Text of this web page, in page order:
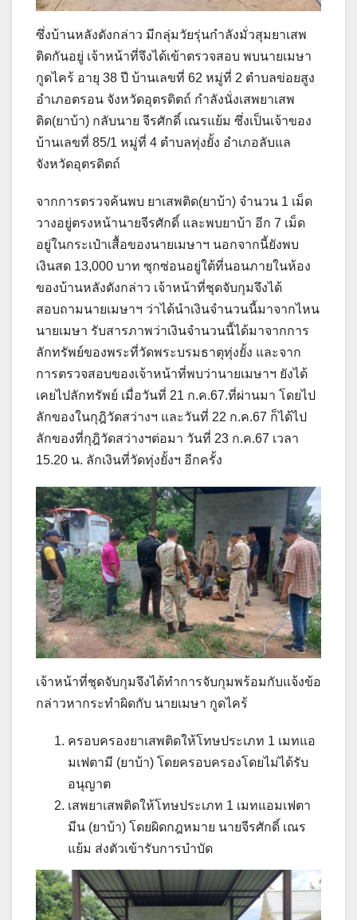
ซึ่งบ้านหลังดังกล่าว มีกลุ่มวัยรุ่นกำลังมั่วสุมยาเสพ
ติดกันอยู่ เจ้าหน้าที่จึงได้เข้าตรวจสอบ พบนายเมษา
กูดไคร้ อายุ 38 ปี บ้านเลขที่ 62 หมู่ที่ 2 ตำบลข่อยสูง
อำเภอตรอน จังหวัดอุตรดิตถ์ กำลังนั่งเสพยาเสพ
ติด(ยาบ้า) กลับนาย จีรศักดิ์ เณรแย้ม ซึ่งเป็นเจ้าของ
บ้านเลขที่ 85/1 หมู่ที่ 4 ตำบลทุ่งยั้ง อำเภอลับแล
จังหวัดอุตรดิตถ์
จากการตรวจค้นพบ ยาเสพติด(ยาบ้า) จำนวน 1 เม็ด
วางอยู่ตรงหน้านายจีรศักดิ์ และพบยาบ้า อีก 7 เม็ด
อยู่ในกระเป๋าเสื้อของนายเมษาฯ นอกจากนี้ยังพบ
เงินสด 13,000 บาท ซุกซ่อนอยู่ใต้ที่นอนภายในห้อง
ของบ้านหลังดังกล่าว เจ้าหน้าที่ชุดจับกุมจึงได้
สอบถามนายเมษาฯ ว่าได้นำเงินจำนวนนี้มาจากไหน
นายเมษา รับสารภาพว่าเงินจำนวนนี้ได้มาจากการ
ลักทรัพย์ของพระที่วัดพระบรมธาตุทุ่งยั้ง และจาก
การตรวจสอบของเจ้าหน้าที่พบว่านายเมษาฯ ยังได้
เคยไปลักทรัพย์ เมื่อวันที่ 21 ก.ค.67.ที่ผ่านมา โดยไป
ลักของในกุฎิวัดสว่างฯ และวันที่ 22 ก.ค.67 ก็ได้ไป
ลักของที่กุฎิวัดสว่างฯต่อมา วันที่ 23 ก.ค.67 เวลา
15.20 น. ลักเงินที่วัดทุ่งยั้งฯ อีกครั้ง
เจ้าหน้าที่ชุดจับกุมจึงได้ทำการจับกุมพร้อมกับแจ้งข้อ
กล่าวหากระทำผิดกับ นายเมษา กูดไคร้
ครอบครองยาเสพติดให้โทษประเภท 1 เมทแอ
มเฟตามี (ยาบ้า) โดยครอบครองโดยไม่ได้รับ
อนุญาต
เสพยาเสพติดให้โทษประเภท 1 เมทแอมเฟตา
มีน (ยาบ้า) โดยผิดกฎหมาย นายจีรศักดิ์ เณร
แย้ม ส่งตัวเข้ารับการบำบัด